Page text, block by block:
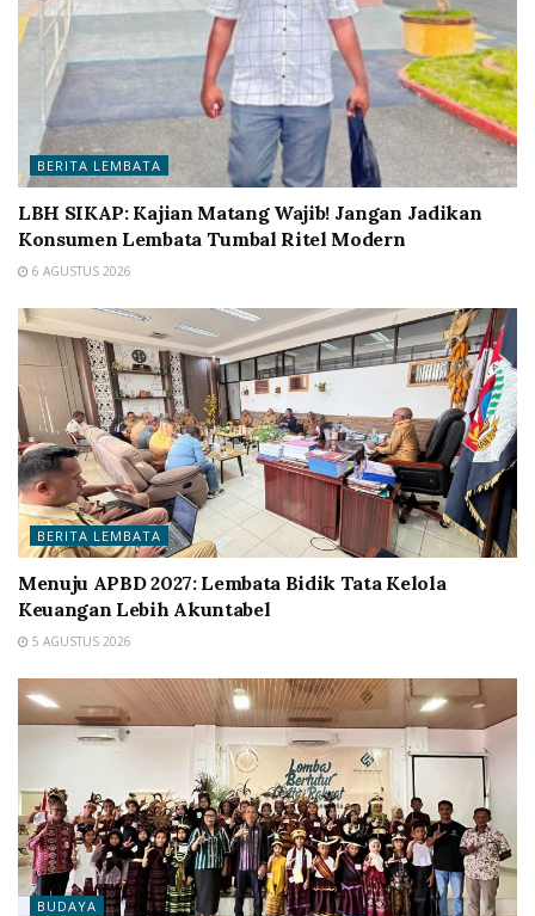
BERITA LEMBATA
LBH SIKAP: Kajian Matang Wajib! Jangan Jadikan
Konsumen Lembata Tumbal Ritel Modern
6 AGUSTUS 2026
BERITA LEMBATA
Menuju APBD 2027: Lembata Bidik Tata Kelola
Keuangan Lebih Akuntabel
5 AGUSTUS 2026
BUDAYA